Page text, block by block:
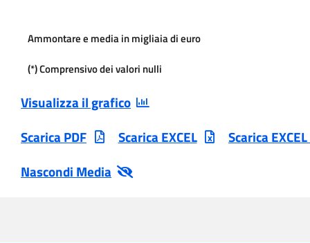
Ammontare e media in migliaia di euro
(*) Comprensivo dei valori nulli